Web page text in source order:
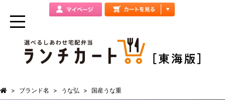
ブランド名 うな弘 国産うな重